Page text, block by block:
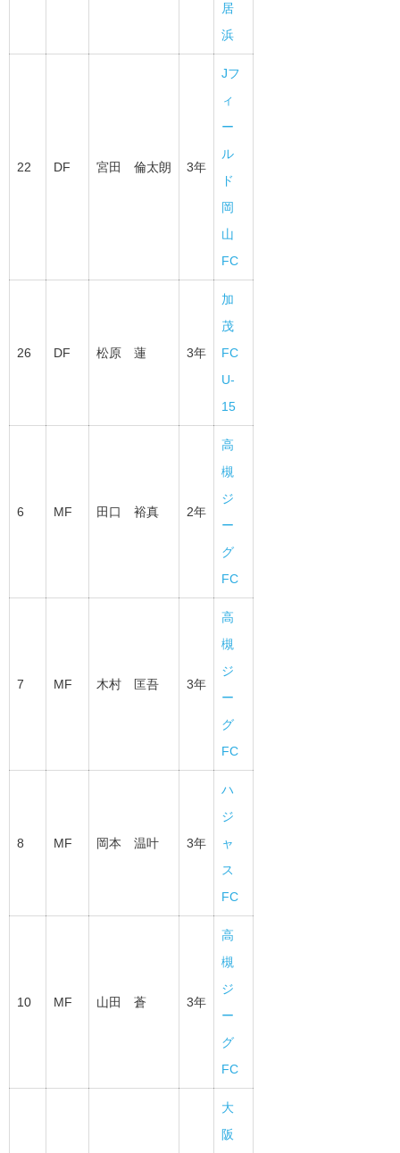
居
浜
22 DF 宮田 倫太朗 3年
Jフ
ィ
ー
ル
ド
岡
山
FC
26 DF 松原 蓮 3年
加
茂
FC
U-
15
6 MF 田口 裕真 2年
高
槻
ジ
ー
グ
FC
7 MF 木村 匡吾 3年
高
槻
ジ
ー
グ
FC
8 MF 岡本 温叶 3年
ハ
ジ
ャ
ス
FC
10 MF 山田 蒼 3年
高
槻
ジ
ー
グ
FC
大
阪